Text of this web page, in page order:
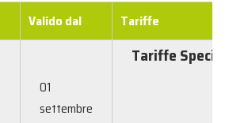
Valido dal Tariffe
01
settembre
Tariffe Speciali